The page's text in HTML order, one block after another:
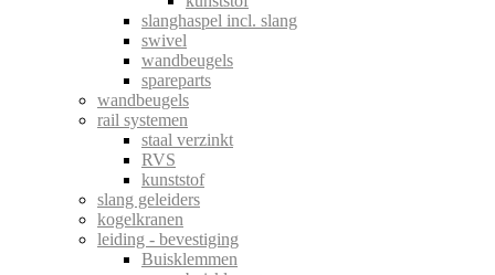
slanghaspel incl. slang
swivel
wandbeugels
spareparts
wandbeugels
rail systemen
staal verzinkt
RVS
kunststof
slang geleiders
kogelkranen
leiding - bevestiging
Buisklemmen